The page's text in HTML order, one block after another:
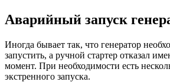
Аварийный запуск
Иногда бывает так, что генератор
запустить, а ручной стартер отказал
момент. При необходимости есть
экстренного запуска.